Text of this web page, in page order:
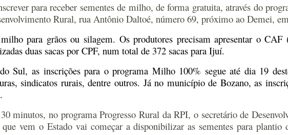
para receber sementes de milho, de forma gratuita, através do
Rural, rua Antônio Daltoé, número 69, próximo ao Demei,
para grãos ou silagem. Osprodutores precisam apresentar o CAF
as duas sacas por CPF, num total de 372 sacas para Ijuí.
Sul, as inscrições para o programa Milho 100% segue até dia 19
sindicatos rurais, dentre outros. Já no município de Bozano, as
minutos, no programa Progresso Rural da RPI, o secretário de
vem o Estado vai começar a disponibilizar as sementes para